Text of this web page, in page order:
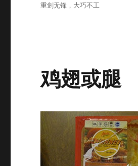
重剑无锋，大巧不工
鸡翅或腿